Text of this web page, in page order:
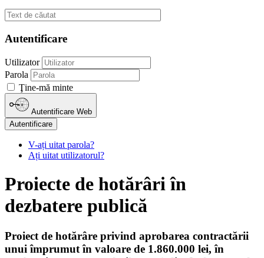
Autentificare
Utilizator
Parola
Ţine-mă minte
Autentificare Web
Autentificare
V-ați uitat parola?
Ați uitat utilizatorul?
Proiecte de hotărâri în
dezbatere publică
Proiect de hotărâre privind aprobarea contractării
unui împrumut în valoare de 1.860.000 lei, în